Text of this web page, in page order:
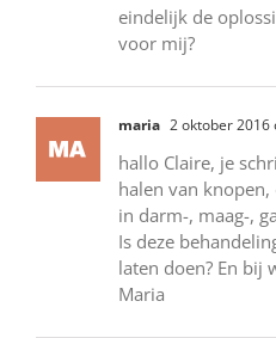
eindelijk de
voor mij?
maria 2 oktober 2016
hallo Claire, je
halen van
in darm-, maag-,
Is deze
laten doen? En bij
Maria